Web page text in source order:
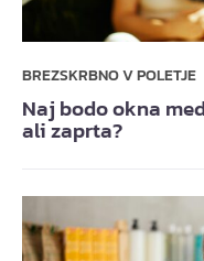
BREZSKRBNO V POLETJE
Naj bodo okna
ali zaprta?